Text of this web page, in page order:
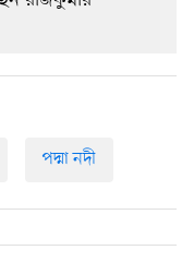
পদ্মা নদী